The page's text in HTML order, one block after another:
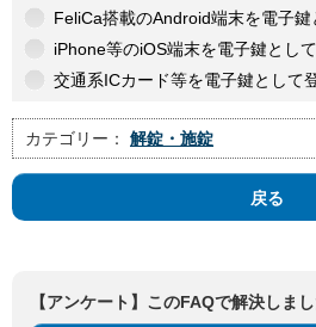
FeliCa搭載のAndroid端末を電子
iPhone等のiOS端末を電子鍵とし
交通系ICカード等を電子鍵として
カテゴリー： 解錠・施錠
戻る
【アンケート】このFAQで解決しま